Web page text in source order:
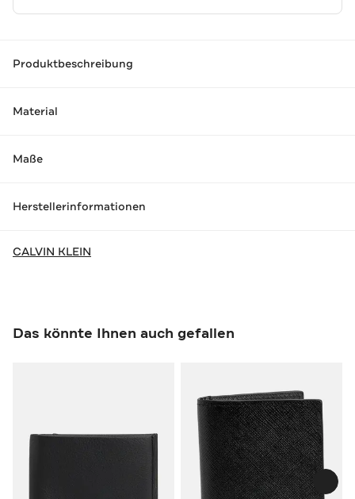
Produktbeschreibung
Material
Maße
Herstellerinformationen
CALVIN KLEIN
Das könnte Ihnen auch gefallen